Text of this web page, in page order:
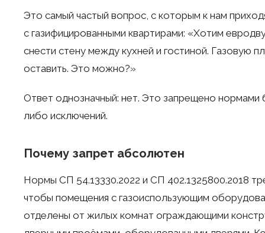
Это самый частый вопрос, с которым к нам
с газифицированными квартирами: «Хотим
снести стену между кухней и гостиной. Газовую
оставить. Это можно?»
Ответ однозначный: нет. Это запрещено нормами
либо исключений.
Почему запрет абсолютен
Нормы СП 54.13330.2022 и СП 402.1325800.2018
чтобы помещения с газоиспользующим
отделены от жилых комнат ограждающими